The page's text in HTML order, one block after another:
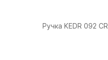
Ручка KEDR 092 CR